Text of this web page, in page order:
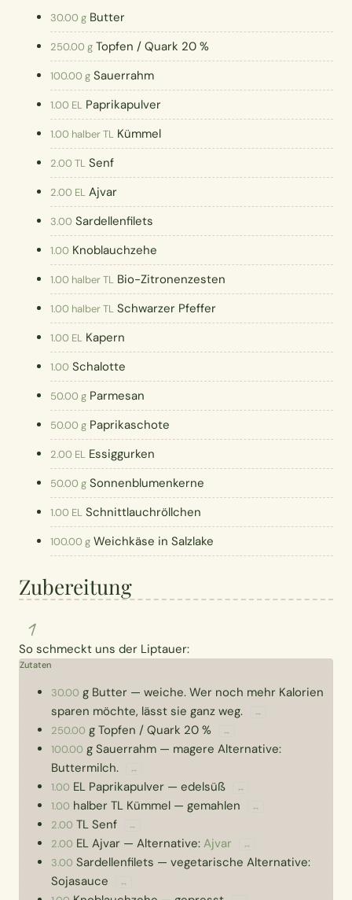
30.00 g Butter
250.00 g Topfen / Quark 20 %
100.00 g Sauerrahm
1.00 EL Paprikapulver
1.00 halber TL Kümmel
2.00 TL Senf
2.00 EL Ajvar
3.00 Sardellenfilets
1.00 Knoblauchzehe
1.00 halber TL Bio-Zitronenzesten
1.00 halber TL Schwarzer Pfeffer
1.00 EL Kapern
1.00 Schalotte
50.00 g Parmesan
50.00 g Paprikaschote
2.00 EL Essiggurken
50.00 g Sonnenblumenkerne
1.00 EL Schnittlauchröllchen
100.00 g Weichkäse in Salzlake
Zubereitung
1
So schmeckt uns der Liptauer:
Zutaten
30.00 g Butter — weiche. Wer noch mehr Kalorien
sparen möchte, lässt sie ganz weg.
↔
250.00 g Topfen / Quark 20 % ↔
100.00 g Sauerrahm — magere Alternative:
Buttermilch.
↔
1.00 EL Paprikapulver — edelsüß ↔
1.00 halber TL Kümmel — gemahlen ↔
2.00 TL Senf ↔
2.00 EL Ajvar — Alternative: Ajvar ↔
3.00 Sardellenfilets — vegetarische Alternative:
Sojasauce
↔